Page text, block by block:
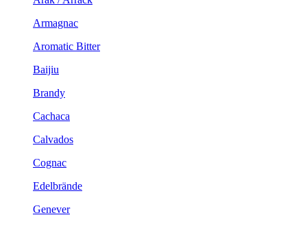
Armagnac
Aromatic Bitter
Baijiu
Brandy
Cachaca
Calvados
Cognac
Edelbrände
Genever